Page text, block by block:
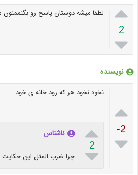

2

لطفا میشه دوستان پاسخ رو
نویسنده

-2

نخود نخود هر که رود خانه ی خود

2

ناشناس
چرا ضرب المثل این حکایت